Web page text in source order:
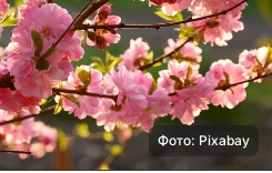
Фото: Pixabay